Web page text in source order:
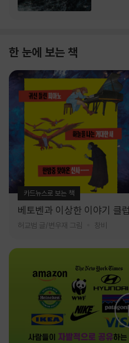
한 눈에 보는 책
카드뉴스로 보는 책
베토벤과 이상한 이야기 클
허교범 글/변우재 그림 창비